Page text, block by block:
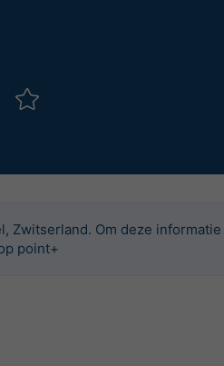
Zwitserland. Om deze
point+